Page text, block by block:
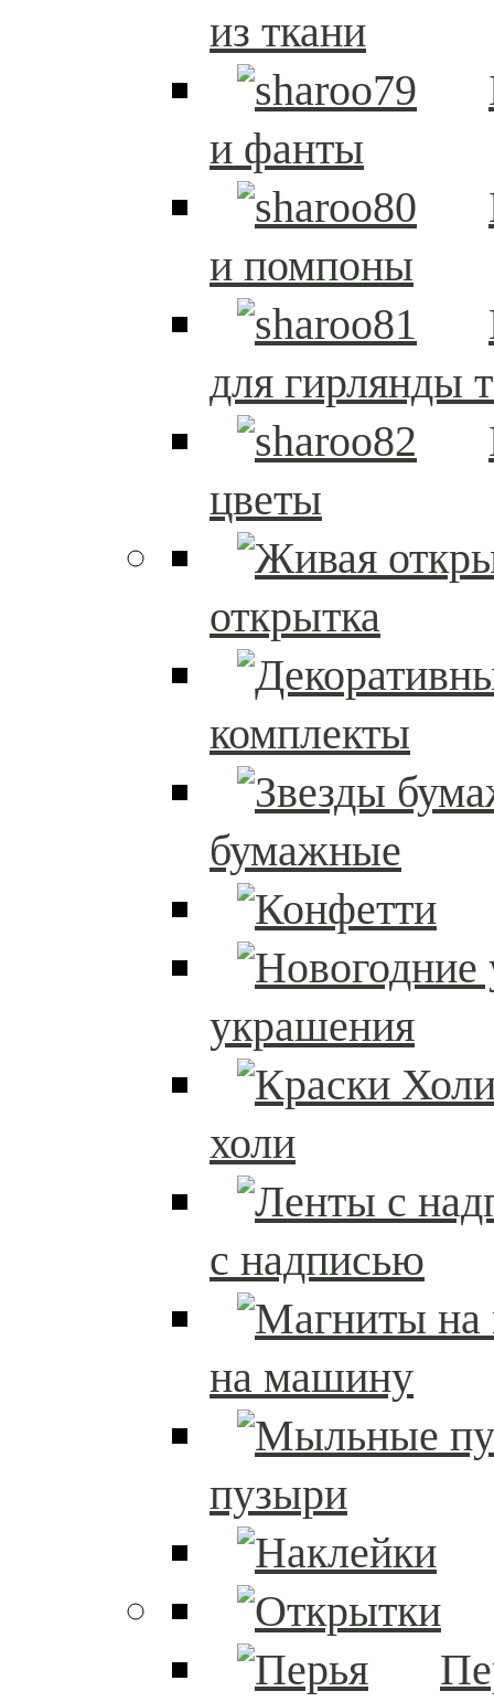
из ткани
и фанты
и помпоны
для гирлянды
цветы
открытка
комплекты
бумажные
украшения
холи
с надписью
на машину
пузыри